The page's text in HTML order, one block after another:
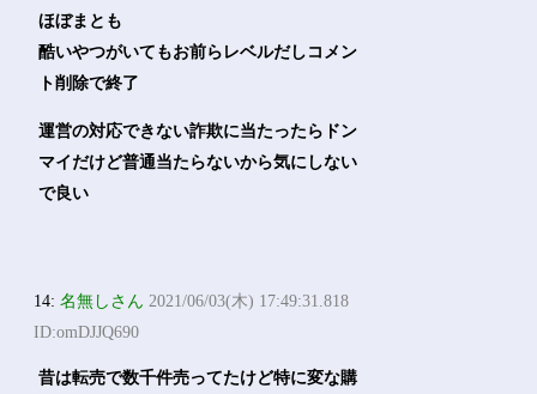
ほぼまとも
酷いやつがいてもお前らレベルだしコメン
ト削除で終了
運営の対応できない詐欺に当たったらドン
マイだけど普通当たらないから気にしない
で良い
14:名無しさん 2021/06/03(木) 17:49:31.818
ID:omDJJQ690
昔は転売で数千件売ってたけど特に変な購